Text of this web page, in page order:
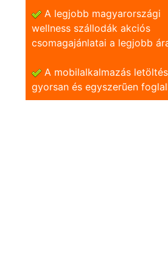
A legjobb magyarországi
wellness szállodák akciós
csomagajánlatai a legjobb
A mobilalkalmazás
gyorsan és egyszerũen